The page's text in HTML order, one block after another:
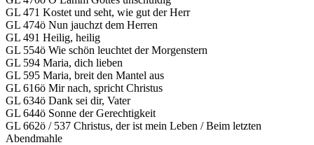
GL 471 Kostet und seht, wie gut der Herr
GL 474ö Nun jauchzt dem Herren
GL 491 Heilig, heilig
GL 554ö Wie schön leuchtet der Morgenstern
GL 594 Maria, dich lieben
GL 595 Maria, breit den Mantel aus
GL 616ö Mir nach, spricht Christus
GL 634ö Dank sei dir, Vater
GL 644ö Sonne der Gerechtigkeit
GL 662ö / 537 Christus, der ist mein Leben / Beim letzten
Abendmahle